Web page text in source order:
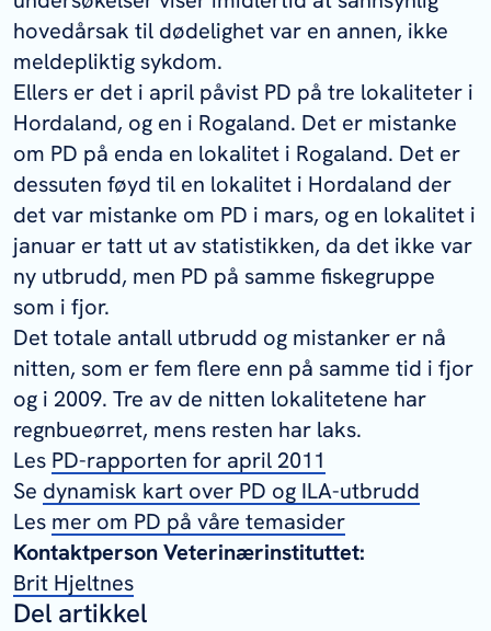
hovedårsak til dødelighet var en annen, ikke
meldepliktig sykdom.
Ellers er det i april påvist PD på tre lokaliteter i
Hordaland, og en i Rogaland. Det er mistanke
om PD på enda en lokalitet i Rogaland. Det er
dessuten føyd til en lokalitet i Hordaland der
det var mistanke om PD i mars, og en lokalitet i
januar er tatt ut av statistikken, da det ikke var
ny utbrudd, men PD på samme fiskegruppe
som i fjor.
Det totale antall utbrudd og mistanker er nå
nitten, som er fem flere enn på samme tid i fjor
og i 2009. Tre av de nitten lokalitetene har
regnbueørret, mens resten har laks.
Les PD-rapporten for april 2011
Se dynamisk kart over PD og ILA-utbrudd
Les mer om PD på våre temasider
Kontaktperson Veterinærinstituttet:
Brit Hjeltnes
Del artikkel